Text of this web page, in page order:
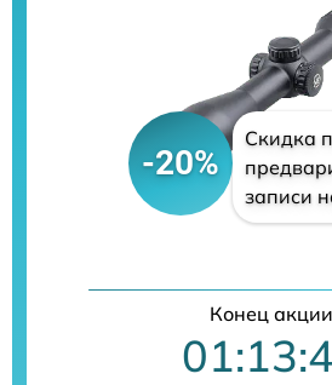
-20%
Скидка
записи
Конец акции